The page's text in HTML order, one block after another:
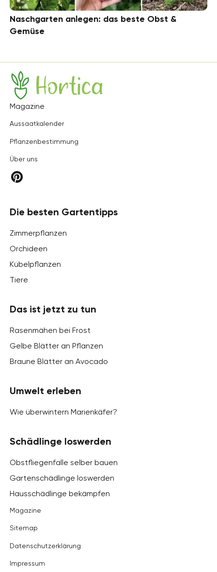
Naschgarten anlegen: das beste Obst &
Gemüse
Hortica
Magazine
Aussaatkalender
Pflanzenbestimmung
Über uns
Die besten Gartentipps
Zimmerpflanzen
Orchideen
Kübelpflanzen
Tiere
Das ist jetzt zu tun
Rasenmähen bei Frost
Gelbe Blätter an Pflanzen
Braune Blätter an Avocado
Umwelt erleben
Wie überwintern Marienkäfer?
Schädlinge loswerden
Obstfliegenfalle selber bauen
Gartenschädlinge loswerden
Hausschädlinge bekämpfen
Magazine
Sitemap
Datenschutzerklärung
Impressum